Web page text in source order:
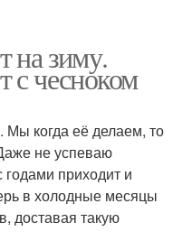
на зиму.
с чесноком
Мы когда её делаем, то
не успеваю
годами приходит и
в холодные месяцы
доставая такую